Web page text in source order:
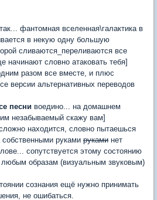
фантомная вселенная\галактика в
в некую одну большую
сливаются_переливаются все
начинают словно атаковать тебя]
разом все вместе, и плюс
версии альтернативных переводов
песни воедино... на домашнем
незабываемый скажу вам]
находится, словно пытаешься
руками руками нет
сопутствуется этому состоянию
любым образам (визуальным звуковым)
сознания ещё нужно принимать
не ошибаться.